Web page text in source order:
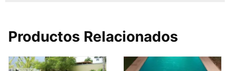
Productos Relacionados